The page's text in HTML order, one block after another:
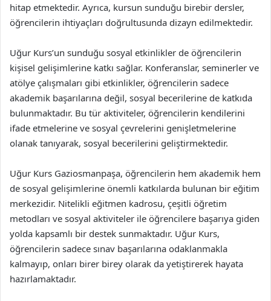
hitap etmektedir. Ayrıca, kursun sunduğu birebir dersler,
öğrencilerin ihtiyaçları doğrultusunda dizayn edilmektedir.
Uğur Kurs’un sunduğu sosyal etkinlikler de öğrencilerin
kişisel gelişimlerine katkı sağlar. Konferanslar, seminerler ve
atölye çalışmaları gibi etkinlikler, öğrencilerin sadece
akademik başarılarına değil, sosyal becerilerine de katkıda
bulunmaktadır. Bu tür aktiviteler, öğrencilerin kendilerini
ifade etmelerine ve sosyal çevrelerini genişletmelerine
olanak tanıyarak, sosyal becerilerini geliştirmektedir.
Uğur Kurs Gaziosmanpaşa, öğrencilerin hem akademik hem
de sosyal gelişimlerine önemli katkılarda bulunan bir eğitim
merkezidir. Nitelikli eğitmen kadrosu, çeşitli öğretim
metodları ve sosyal aktiviteler ile öğrencilere başarıya giden
yolda kapsamlı bir destek sunmaktadır. Uğur Kurs,
öğrencilerin sadece sınav başarılarına odaklanmakla
kalmayıp, onları birer birey olarak da yetiştirerek hayata
hazırlamaktadır.